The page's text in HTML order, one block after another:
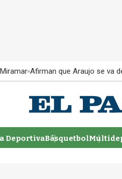
Afirman que Araujo se va
DeportivaBásquetbol